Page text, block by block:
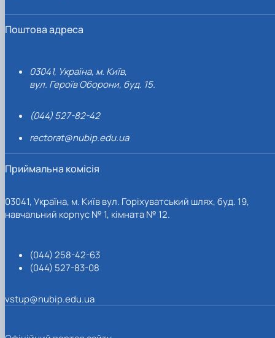
Поштова адреса
03041, Україна, м. Київ,
вул. Героїв Оборони, буд. 15.
(044) 527-82-42
rectorat@nubip.edu.ua
Приймальна комісія
03041, Україна, м. Київ вул. Горіхуватський шлях, буд. 19,
навчальний корпус № 1, кімната № 12.
(044) 258-42-63
(044) 527-83-08
vstup@nubip.edu.ua